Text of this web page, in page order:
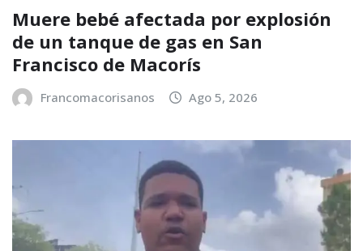
Muere bebé afectada por explosión
de un tanque de gas en San
Francisco de Macorís
Francomacorisanos Ago 5, 2026